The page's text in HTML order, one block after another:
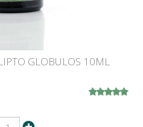
GLOBULOS 10ML